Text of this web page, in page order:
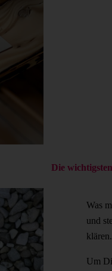
Die
Was
und
klären.
Um